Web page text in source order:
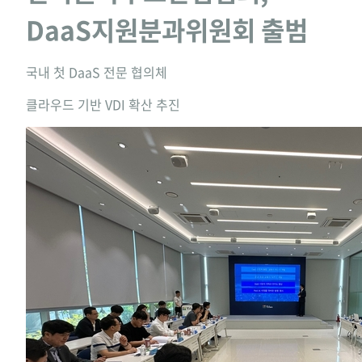
DaaS지원분과위원회 출범
국내 첫 DaaS 전문 협의체
클라우드 기반 VDI 확산 추진